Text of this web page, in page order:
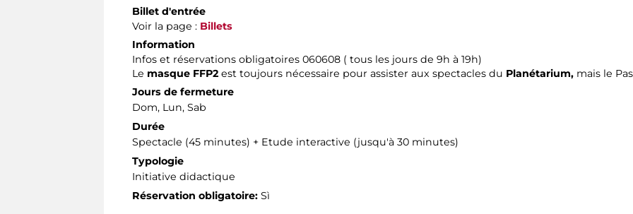
Billet d'entrée
Voir la page : Billets
Information
Infos et réservations obligatoires 060608 ( tous les jours de 9h à 19h)
Le masque FFP2 est toujours nécessaire pour assister aux spectacles du Planétarium, mais le
Jours de fermeture
Dom, Lun, Sab
Durée
Spectacle (45 minutes) + Etude interactive (jusqu'à 30 minutes)
Typologie
Initiative didactique
Réservation obligatoire: Sì